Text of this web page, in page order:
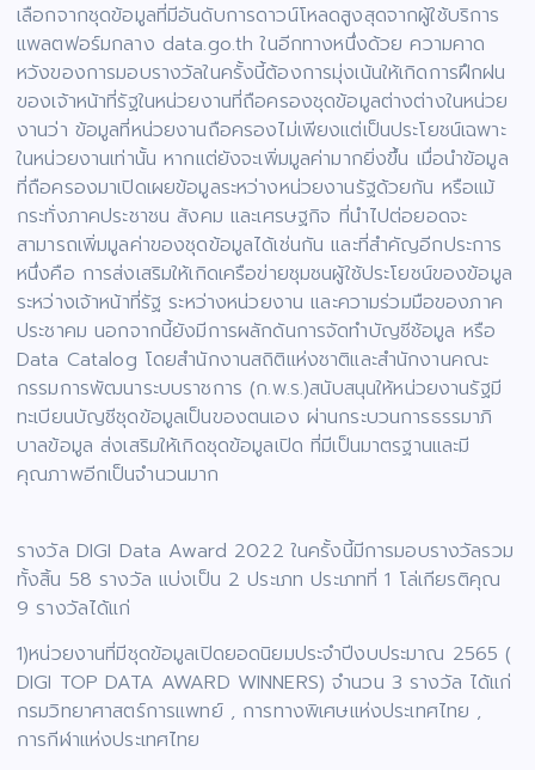
เลือกจากชุดข้อมูลที่มีอันดับการดาวน์โหลดสูงสุดจากผู้ใช้บริการ
แพลตฟอร์มกลาง data.go.th ในอีกทางหนึ่งด้วย ความคาด
หวังของการมอบรางวัลในครั้งนี้ต้องการมุ่งเน้นให้เกิดการฝึกฝน
ของเจ้าหน้าที่รัฐในหน่วยงานที่ถือครองชุดข้อมูลต่างต่างในหน่วย
งานว่า ข้อมูลที่หน่วยงานถือครองไม่เพียงแต่เป็นประโยชน์เฉพาะ
ในหน่วยงานเท่านั้น หากแต่ยังจะเพิ่มมูลค่ามากยิ่งขึ้น เมื่อนำข้อมูล
ที่ถือครองมาเปิดเผยข้อมูลระหว่างหน่วยงานรัฐด้วยกัน หรือแม้
กระทั่งภาคประชาชน สังคม และเศรษฐกิจ ที่นำไปต่อยอดจะ
สามารถเพิ่มมูลค่าของชุดข้อมูลได้เช่นกัน และที่สำคัญอีกประการ
หนึ่งคือ การส่งเสริมให้เกิดเครือข่ายชุมชนผู้ใช้ประโยชน์ของข้อมูล
ระหว่างเจ้าหน้าที่รัฐ ระหว่างหน่วยงาน และความร่วมมือของภาค
ประชาคม นอกจากนี้ยังมีการผลักดันการจัดทำบัญชีช้อมูล หรือ
Data Catalog โดยสำนักงานสถิติแห่งชาติและสำนักงานคณะ
กรรมการพัฒนาระบบราชการ (ก.พ.ร.)สนับสนุนให้หน่วยงานรัฐมี
ทะเบียนบัญชีชุดข้อมูลเป็นของตนเอง ผ่านกระบวนการธรรมาภิ
บาลข้อมูล ส่งเสริมให้เกิดชุดข้อมูลเปิด ที่มีเป็นมาตรฐานและมี
คุณภาพอีกเป็นจำนวนมาก
รางวัล DIGI Data Award 2022 ในครั้งนี้มีการมอบรางวัลรวม
ทั้งสิ้น 58 รางวัล แบ่งเป็น 2 ประเภท ประเภทที่ 1 โล่เกียรติคุณ
9 รางวัลได้แก่
1)หน่วยงานที่มีชุดข้อมูลเปิดยอดนิยมประจำปีงบประมาณ 2565 (
DIGI TOP DATA AWARD WINNERS) จำนวน 3 รางวัล ได้แก่
กรมวิทยาศาสตร์การแพทย์ , การทางพิเศษแห่งประเทศไทย ,
การกีฬาแห่งประเทศไทย